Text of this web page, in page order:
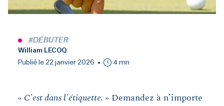
#DÉBUTER
William LECOQ
Publié le 22 janvier 2026
4 mn
« C'est dans l'étiquette. » Demandez à n'importe